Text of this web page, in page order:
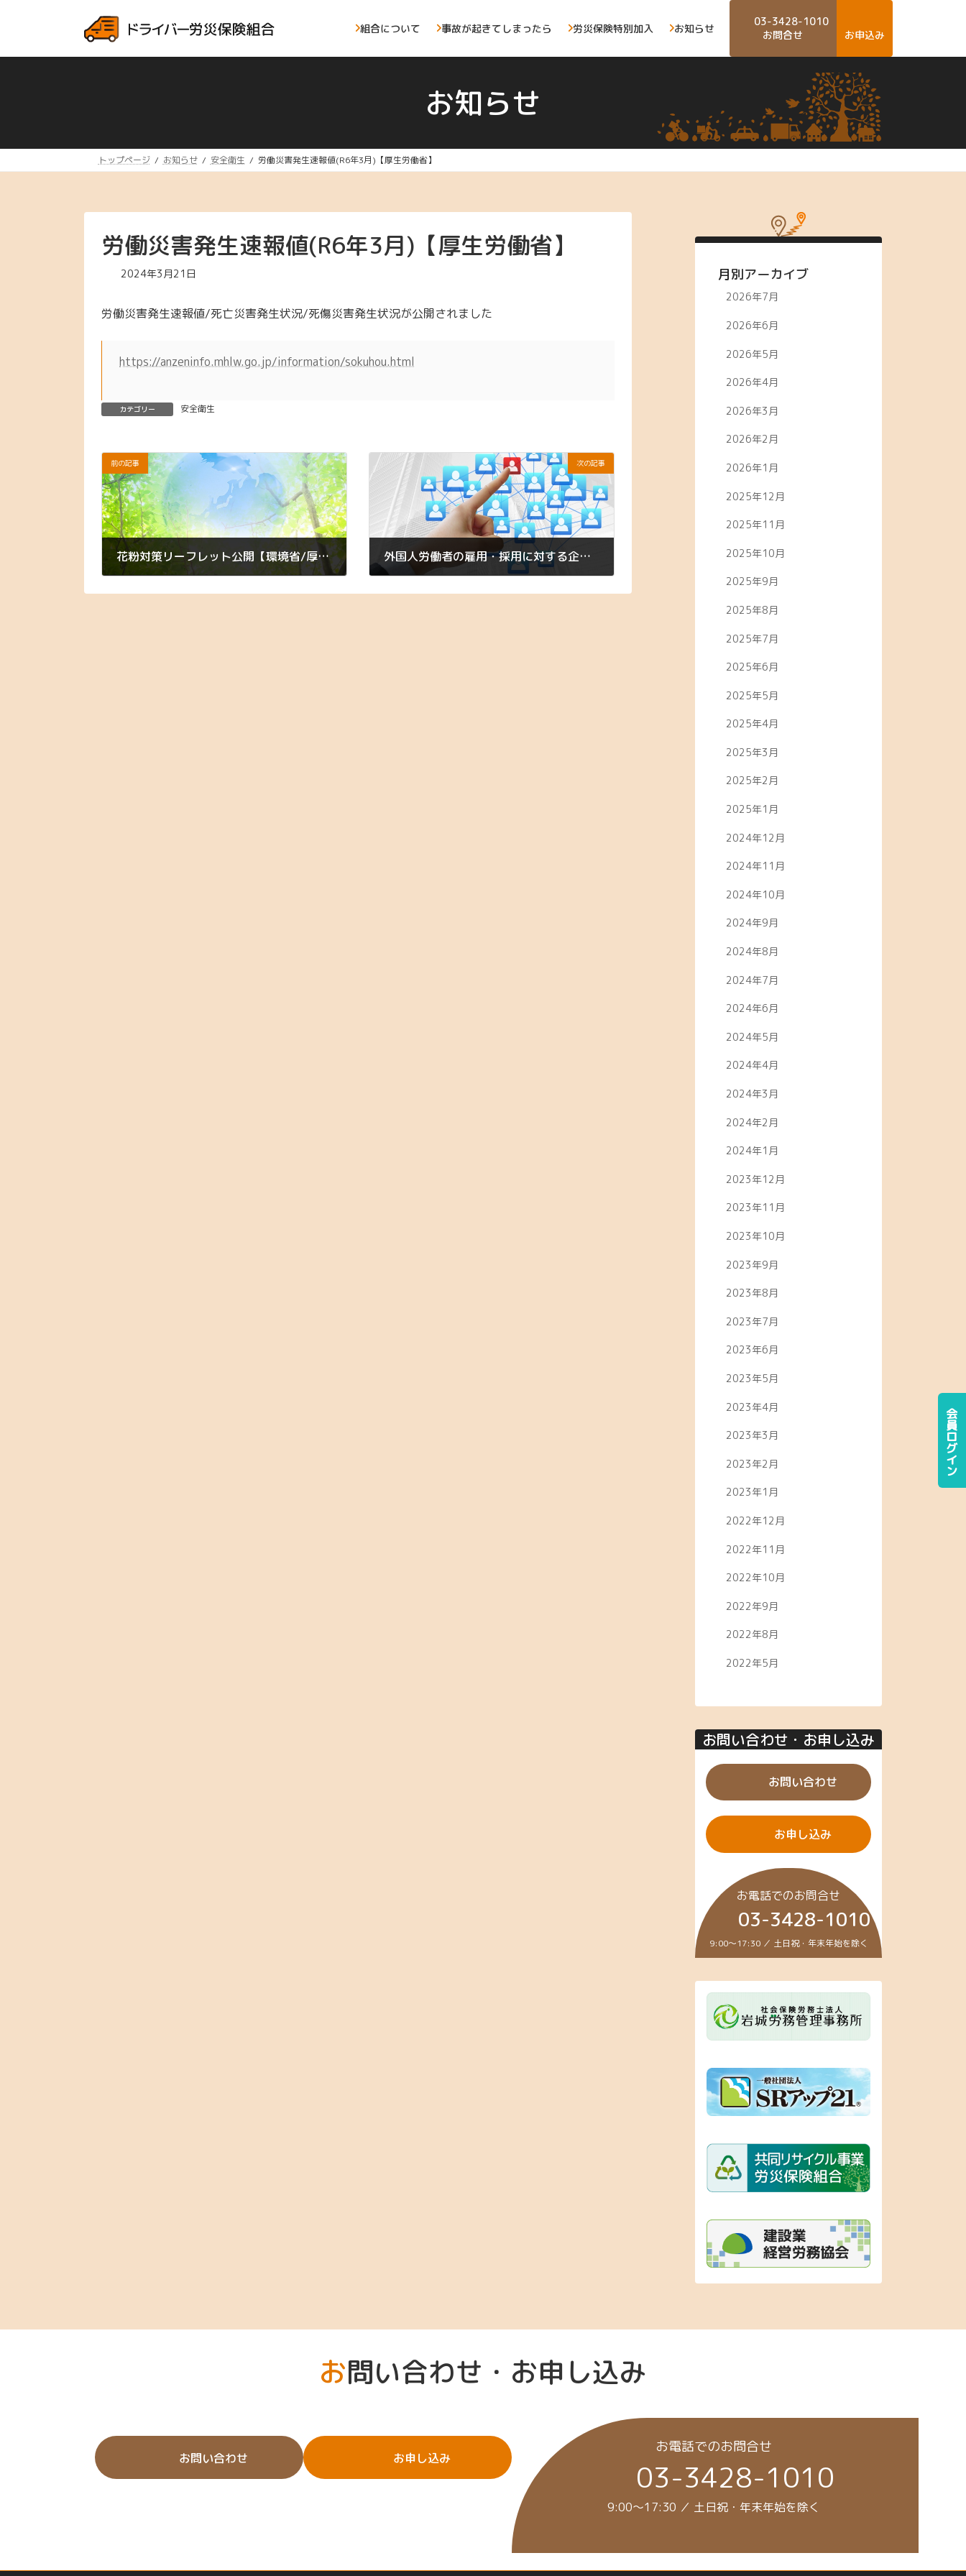
ン
ー
組合について 事故が起きてしまったら 労災保険特別加入 お知らせ
03-3428-1010
お問合せ
お申込み
お知らせ
トップページ お知らせ 安全衛生 労働災害発生速報値(R6年3月)【厚生労働省】
労働災害発生速報値(R6年3月)【厚生労働省】
2024年3月21日
労働災害発生速報値/死亡災害発生状況/死傷災害発生状況が公開されました
https://anzeninfo.mhlw.go.jp/information/sokuhou.html
カテゴリー 安全衛生
前の記事
花粉対策リーフレット公開【環境省/厚生労働省】
次の記事
外国人労働者の雇用・採用に対する企業の動向調査【帝国データバンク】
月別アーカイブ
2026年7月
2026年6月
2026年5月
2026年4月
2026年3月
2026年2月
2026年1月
2025年12月
2025年11月
2025年10月
2025年9月
2025年8月
2025年7月
2025年6月
2025年5月
2025年4月
2025年3月
2025年2月
2025年1月
2024年12月
2024年11月
2024年10月
2024年9月
2024年8月
2024年7月
2024年6月
2024年5月
2024年4月
2024年3月
2024年2月
2024年1月
2023年12月
2023年11月
2023年10月
2023年9月
2023年8月
2023年7月
2023年6月
2023年5月
2023年4月
2023年3月
2023年2月
2023年1月
2022年12月
2022年11月
2022年10月
2022年9月
2022年8月
2022年5月
お問い合わせ・お申し込み
お問い合わせ
お申し込み
お電話でのお問合せ
03-3428-1010
9:00～17:30 ／ 土日祝・年末年始を除く
お問い合わせ・お申し込み
お問い合わせ お申し込み
お電話でのお問合せ
03-3428-1010
9:00～17:30 ／ 土日祝・年末年始を除く
会員ログイン